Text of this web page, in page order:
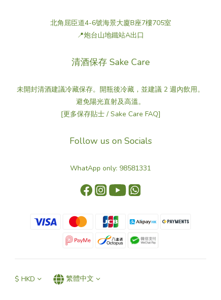
北角屈臣道4-6號海景大廈B座7樓705室
📍炮台山地鐵站A出口
清酒保存 Sake Care
未開封清酒建議冷藏保存。開瓶後冷藏，並建議 2 週內飲用。
避免陽光直射及高溫。
[更多保存貼士 / Sake Care FAQ]
Follow us on Socials
WhatApp only: 98581331
$ HKD 繁體中文